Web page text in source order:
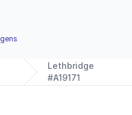
Lethbridge
#A19171